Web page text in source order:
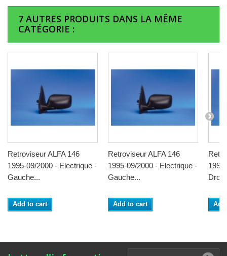
7 AUTRES PRODUITS DANS LA MÊME
CATÉGORIE :
Retroviseur ALFA 146
1995-09/2000 - Electrique -
Gauche...
Add to cart
Retroviseur ALFA 146
1995-09/2000 - Electrique -
Gauche...
Add to cart